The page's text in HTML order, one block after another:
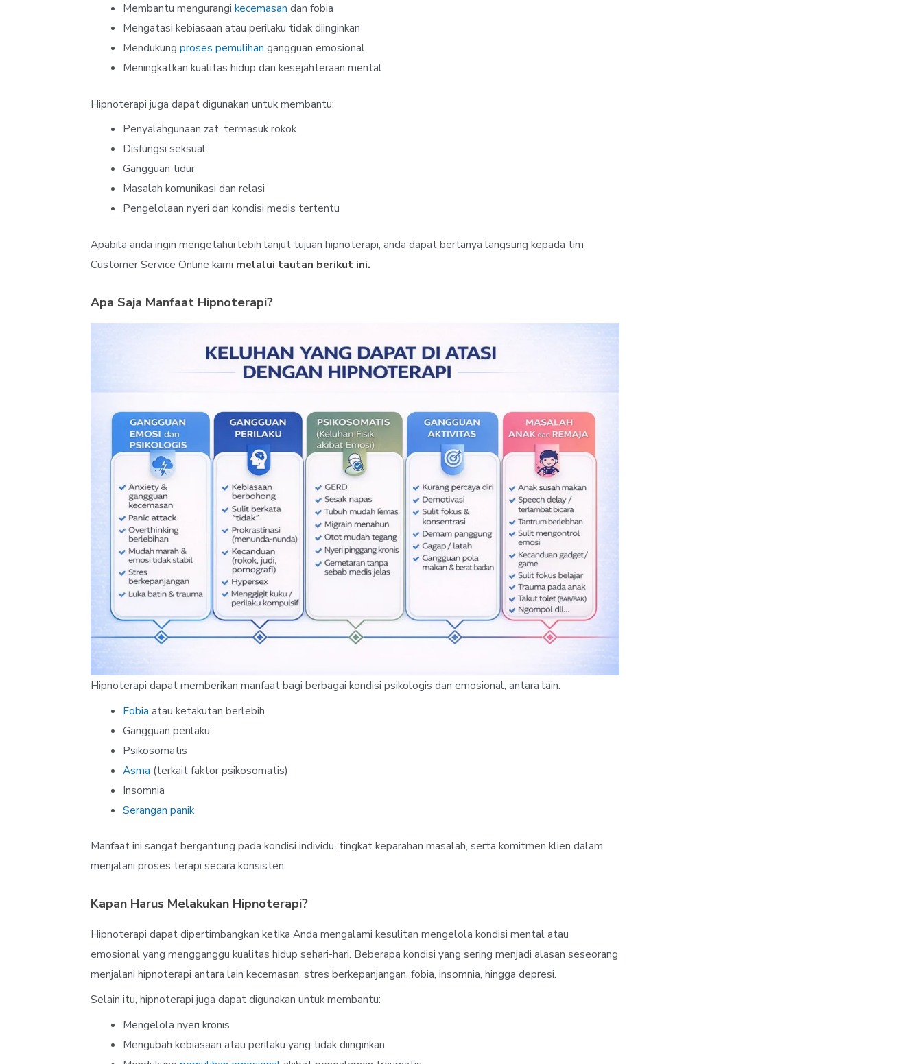
Membantu mengurangi kecemasan dan fobia
Mengatasi kebiasaan atau perilaku tidak diinginkan
Mendukung proses pemulihan gangguan emosional
Meningkatkan kualitas hidup dan kesejahteraan mental
Hipnoterapi juga dapat digunakan untuk membantu:
Penyalahgunaan zat, termasuk rokok
Disfungsi seksual
Gangguan tidur
Masalah komunikasi dan relasi
Pengelolaan nyeri dan kondisi medis tertentu
Apabila anda ingin mengetahui lebih lanjut tujuan hipnoterapi, anda dapat bertanya langsung kepada tim
Customer Service Online kami melalui tautan berikut ini.
Apa Saja Manfaat Hipnoterapi?
Hipnoterapi dapat memberikan manfaat bagi berbagai kondisi psikologis dan emosional, antara lain:
Fobia atau ketakutan berlebih
Gangguan perilaku
Psikosomatis
Asma (terkait faktor psikosomatis)
Insomnia
Serangan panik
Manfaat ini sangat bergantung pada kondisi individu, tingkat keparahan masalah, serta komitmen klien dalam
menjalani proses terapi secara konsisten.
Kapan Harus Melakukan Hipnoterapi?
Hipnoterapi dapat dipertimbangkan ketika Anda mengalami kesulitan mengelola kondisi mental atau
emosional yang mengganggu kualitas hidup sehari-hari. Beberapa kondisi yang sering menjadi alasan seseorang
menjalani hipnoterapi antara lain kecemasan, stres berkepanjangan, fobia, insomnia, hingga depresi.
Selain itu, hipnoterapi juga dapat digunakan untuk membantu:
Mengelola nyeri kronis
Mengubah kebiasaan atau perilaku yang tidak diinginkan